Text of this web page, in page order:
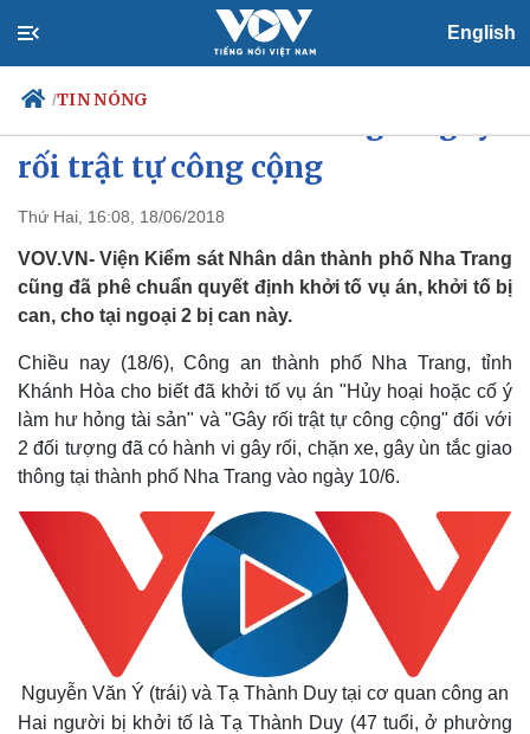
English
/TIN NÓNG
Chính trị
Đảng
Tổ chức nhân sự
Quốc hội
Nhận diện sự thật
Tin 24h
Dự báo thời tiết
Việc làm
Biển đảo
rối trật tự công cộng
Thứ Hai, 16:08, 18/06/2018
VOV.VN- Viện Kiểm sát Nhân dân thành phố Nha Trang
cũng đã phê chuẩn quyết định khởi tố vụ án, khởi tố bị
can, cho tại ngoại 2 bị can này.
Chiều nay (18/6), Công an thành phố Nha Trang, tỉnh
Khánh Hòa cho biết đã khởi tố vụ án "Hủy hoại hoặc cố ý
làm hư hỏng tài sản" và "Gây rối trật tự công cộng" đối với
2 đối tượng đã có hành vi gây rối, chặn xe, gây ùn tắc giao
thông tại thành phố Nha Trang vào ngày 10/6.
Nguyễn Văn Ý (trái) và Tạ Thành Duy tại cơ quan công an
Hai người bị khởi tố là Tạ Thành Duy (47 tuổi, ở phường